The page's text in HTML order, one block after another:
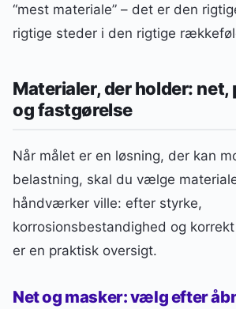
“mest materiale” – det er den
rigtige steder i den rigtige
Materialer, der holder: net,
og fastgørelse
Når målet er en løsning, der kan
belastning, skal du vælge
håndværker ville: efter styrke,
korrosionsbestandighed og
er en praktisk oversigt.
Net og masker: vælg efter